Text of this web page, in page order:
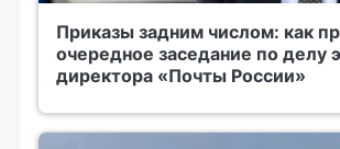
Приказы задним числом: как
очередное заседание по делу
директора «Почты России»